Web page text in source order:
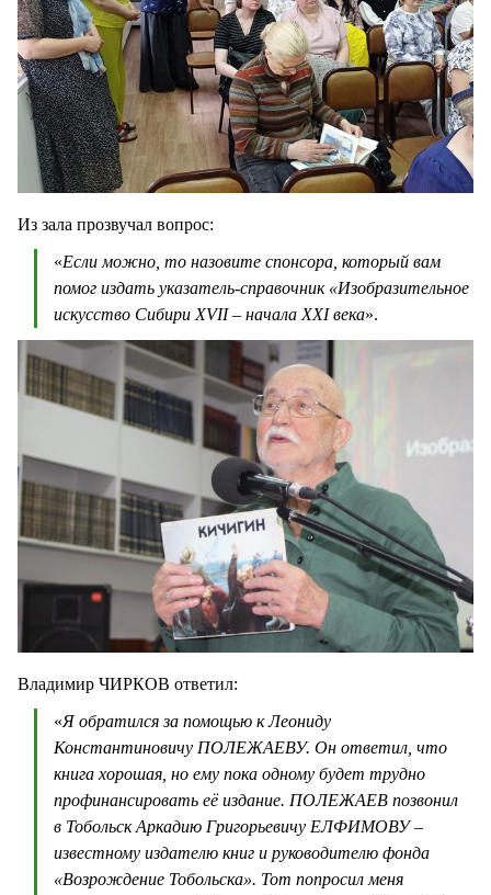
Из зала прозвучал вопрос:
«Если можно, то назовите спонсора, который вам
помог издать указатель-справочник «Изобразительное
искусство Сибири XVII – начала XXI века».
Владимир ЧИРКОВ ответил:
«Я обратился за помощью к Леониду
Константиновичу ПОЛЕЖАЕВУ. Он ответил, что
книга хорошая, но ему пока одному будет трудно
профинансировать её издание. ПОЛЕЖАЕВ позвонил
в Тобольск Аркадию Григорьевичу ЕЛФИМОВУ –
известному издателю книг и руководителю фонда
«Возрождение Тобольска». Тот попросил меня